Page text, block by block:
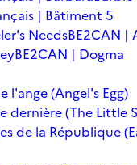
| Bâtiment 5
NeedsBE2CAN |
BE2CAN | Dogma
l'ange (Angel's Egg)
dernière (The Little
de la République